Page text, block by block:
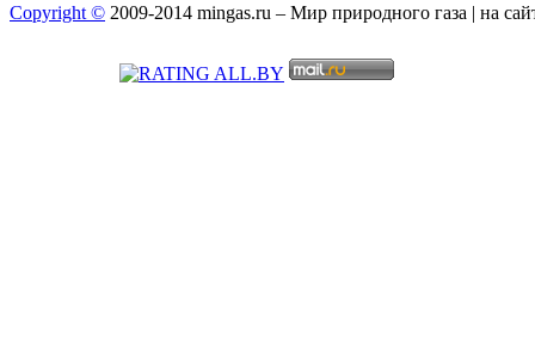
Copyright © 2009-2014 mingas.ru – Мир природного газа | на